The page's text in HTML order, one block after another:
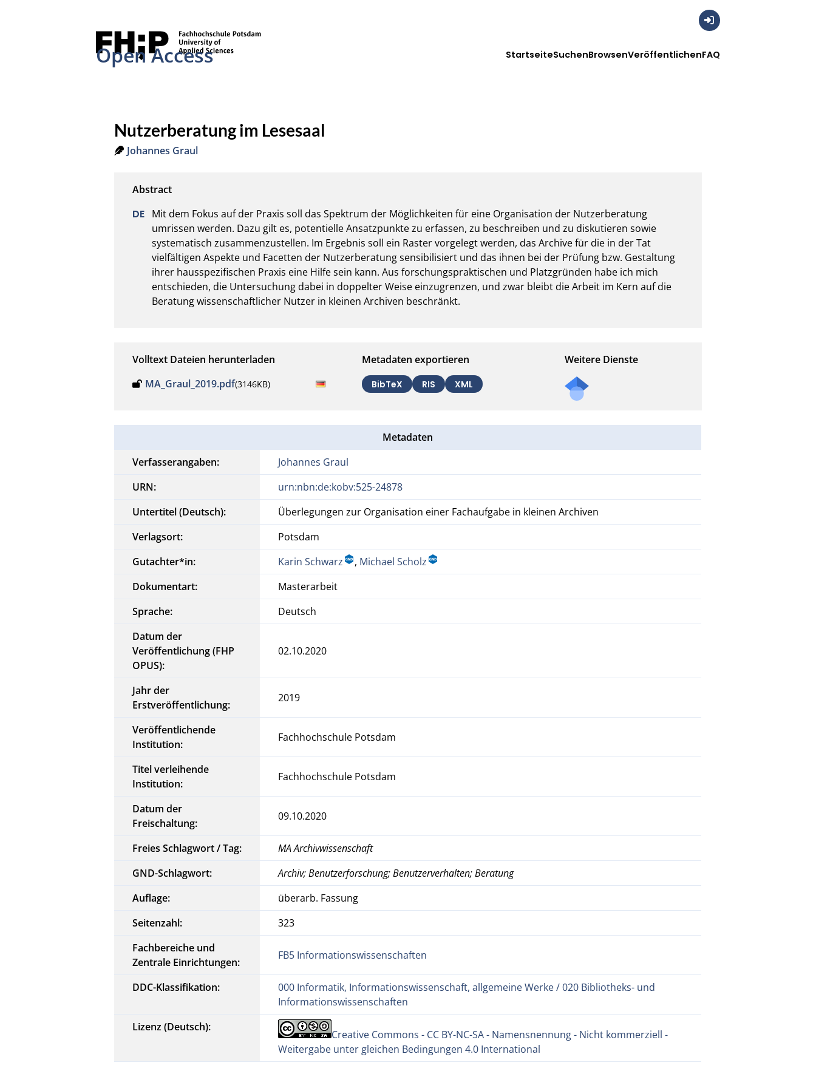
Open Access StartseiteSuchenBrowsenVeröffentlichenFAQ
Nutzerberatung im Lesesaal
Johannes Graul
Mit dem Fokus auf der Praxis soll das Spektrum der Möglichkeiten für eine Organisation der Nutzerberatung
umrissen werden. Dazu gilt es, potentielle Ansatzpunkte zu erfassen, zu beschreiben und zu diskutieren sowie
systematisch zusammenzustellen. Im Ergebnis soll ein Raster vorgelegt werden, das Archive für die in der Tat
vielfältigen Aspekte und Facetten der Nutzerberatung sensibilisiert und das ihnen bei der Prüfung bzw. Gestaltung
ihrer hausspezifischen Praxis eine Hilfe sein kann. Aus forschungspraktischen und Platzgründen habe ich mich
entschieden, die Untersuchung dabei in doppelter Weise einzugrenzen, und zwar bleibt die Arbeit im Kern auf die
Beratung wissenschaftlicher Nutzer in kleinen Archiven beschränkt.
Volltext Dateien herunterladen
MA_Graul_2019.pdf(3146KB)
Metadaten exportieren
BibTeX RIS XML
Weitere Dienste
Metadaten
Verfasserangaben:
Johannes Graul
URN:
urn:nbn:de:kobv:525-24878
Untertitel (Deutsch):
Überlegungen zur Organisation einer Fachaufgabe in kleinen Archiven
Verlagsort:
Potsdam
Gutachter*in:
Karin Schwarz , Michael Scholz
Dokumentart:
Masterarbeit
Sprache:
Deutsch
Datum der
Veröffentlichung (FHP
OPUS):
02.10.2020
Jahr der
Erstveröffentlichung:
2019
Veröffentlichende
Institution:
Fachhochschule Potsdam
Titel verleihende
Institution:
Fachhochschule Potsdam
Datum der
Freischaltung:
09.10.2020
Freies Schlagwort / Tag:
MA Archivwissenschaft
GND-Schlagwort:
Archiv; Benutzerforschung; Benutzerverhalten; Beratung
Auflage:
überarb. Fassung
Seitenzahl:
323
Fachbereiche und
Zentrale Einrichtungen:
FB5 Informationswissenschaften
DDC-Klassifikation:
000 Informatik, Informationswissenschaft, allgemeine Werke / 020 Bibliotheks- und
Informationswissenschaften
Lizenz (Deutsch):
Creative Commons - CC BY-NC-SA - Namensnennung - Nicht kommerziell -
Weitergabe unter gleichen Bedingungen 4.0 International